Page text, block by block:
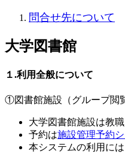
問合せ先について
大学図書館
１.利用全般について
①図書館施設（グループ閲
大学図書館施設は教
予約は施設管理予約
本システムの利用に